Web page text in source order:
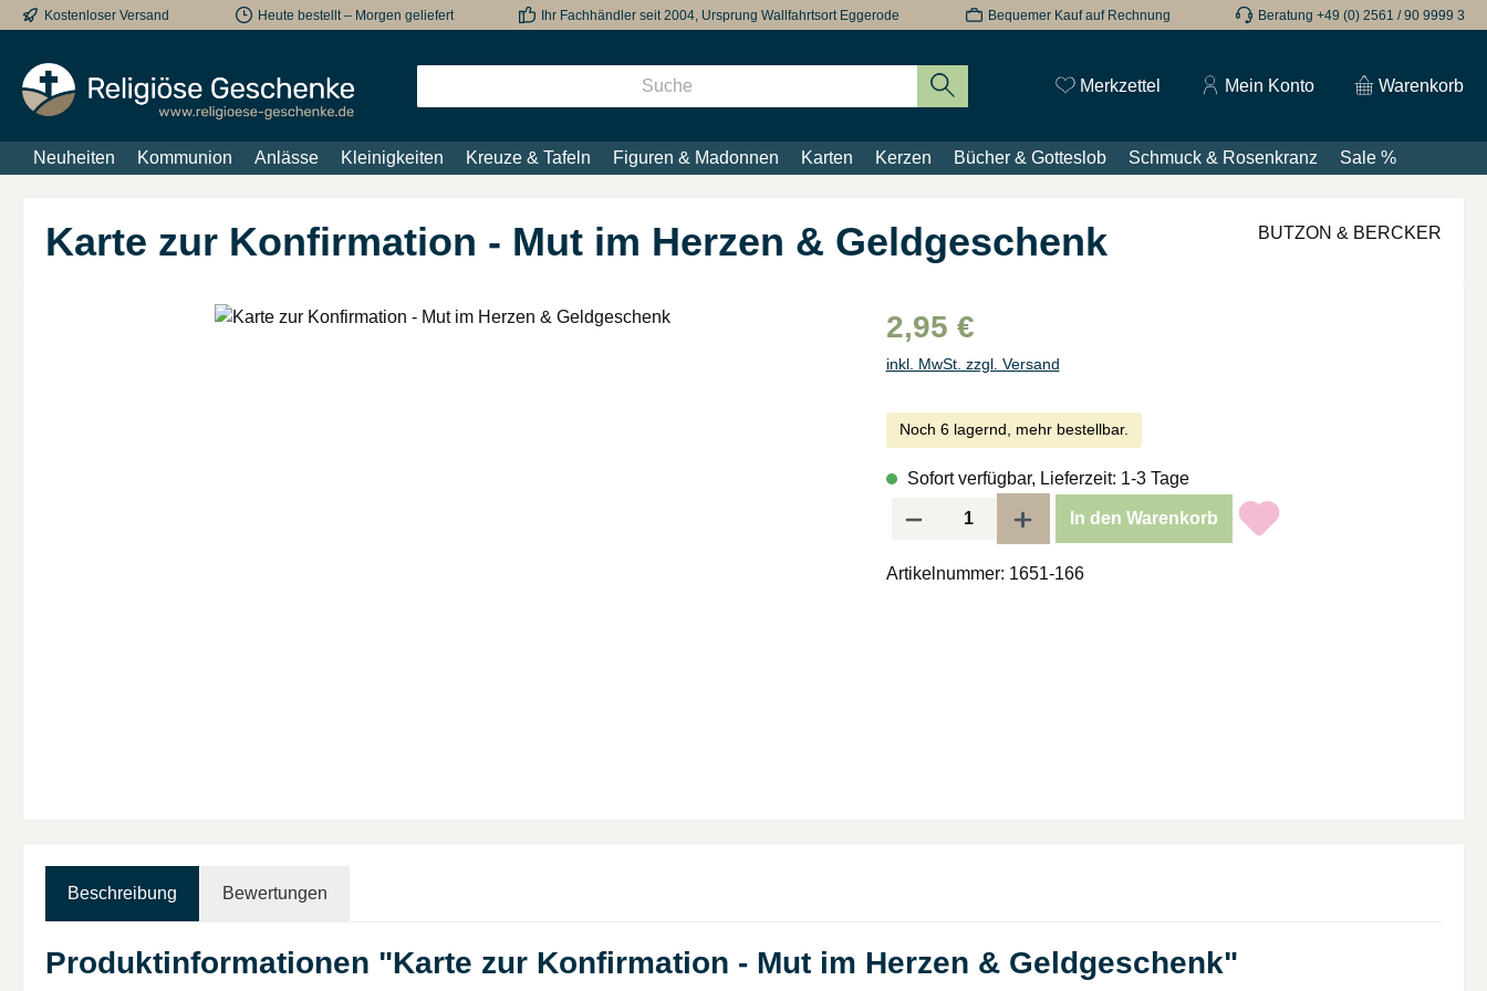
Hauptinhalt springen
Zur Suche springen
Zur Hauptnavigation springen
Kostenloser Versand Heute bestellt – Morgen geliefert Ihr Fachhändler seit 2004, Ursprung Wallfahrtsort Eggerode Bequemer Kauf auf Rechnung Beratung +49 (0) 2561 / 90 9999 3
Merkzettel Du hast 0 Produkte auf dem Merkzettel
Mein Konto Warenkorb
Neuheiten Kommunion Anlässe Kleinigkeiten Kreuze & Tafeln Figuren & Madonnen Karten Kerzen Bücher & Gotteslob Schmuck & Rosenkranz Sale %
Karte zur Konfirmation - Mut im Herzen & Geldgeschenk BUTZON & BERCKER
Bildergalerie überspringen 2,95 €
inkl. MwSt. zzgl. Versand
Noch 6 lagernd, mehr bestellbar.
Sofort verfügbar, Lieferzeit: 1-3 Tage
Produkt Anzahl: Gib den gewünschten Wert ein oder benutze die Schaltflächen um
In den Warenkorb
Artikelnummer: 1651-166
Beschreibung Bewertungen
Produktinformationen "Karte zur Konfirmation - Mut im Herzen & Geldgeschenk"